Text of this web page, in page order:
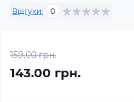
Відгуки: 0
159.00 грн.
143.00 грн.